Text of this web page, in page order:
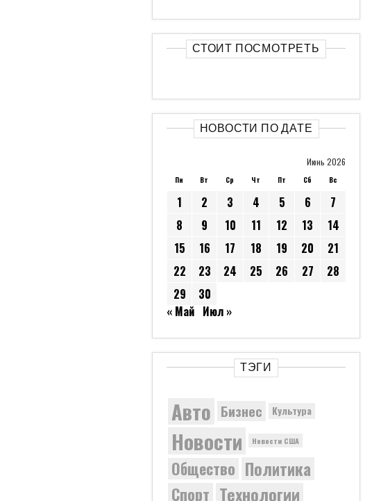
СТОИТ ПОСМОТРЕТЬ
НОВОСТИ ПО ДАТЕ
Июнь 2026
Пн Вт Ср Чт Пт Сб Вс
1 2 3 4 5 6
7
8
9 10 11 12 13
14
15
16 17 18 19 20
21
22
23 24 25 26 27
28
29
30
« Май Июл »
ТЭГИ
Авто Бизнес Культура
Новости Новости США
Общество Политика
Спорт Технологии